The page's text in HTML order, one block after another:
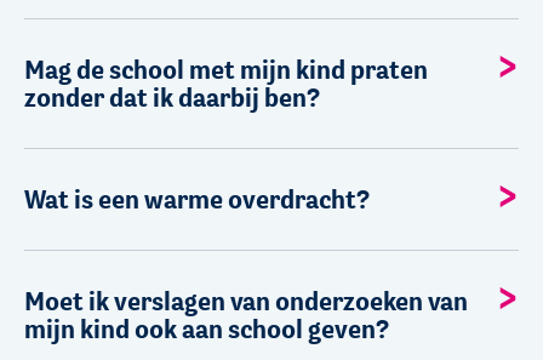
Mag de school met mijn kind praten
zonder dat ik daarbij ben?
Wat is een warme overdracht?
Moet ik verslagen van onderzoeken van
mijn kind ook aan school geven?